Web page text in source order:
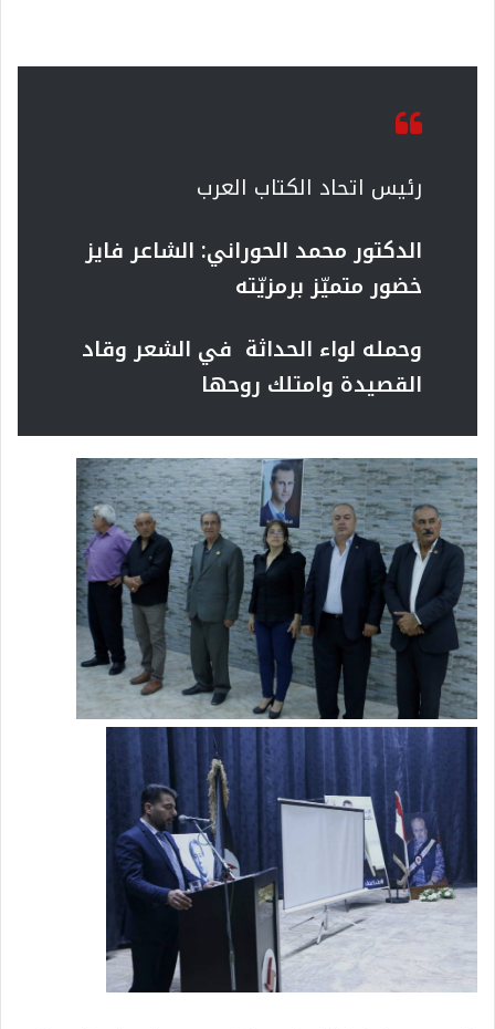
رئيس اتحاد الكتاب العرب
الدكتور محمد الحوراني: الشاعر فايز
خضور متميّز برمزيّته
وحمله لواء الحداثة في الشعر وقاد
القصيدة وامتلك روحها